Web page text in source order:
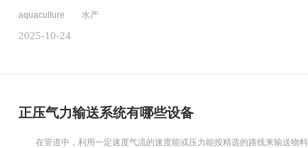
aquaculture 水产
2025-10-24
正压气力输送系统有哪些设备
在管道中，利用一定速度气流的速度能或压力能按精选的路线来输送物